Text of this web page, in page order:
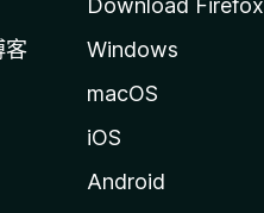
客
Download Firefox
Windows
macOS
iOS
Android